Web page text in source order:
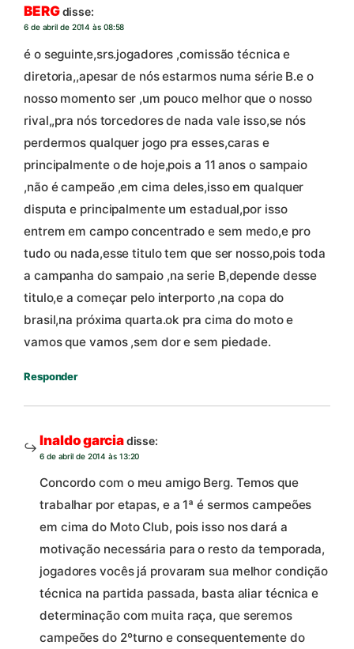
BERGdisse:
6 de abril de 2014 às 08:58
é o seguinte,srs.jogadores ,comissão técnica e
diretoria,,apesar de nós estarmos numa série B.e o
nosso momento ser ,um pouco melhor que o nosso
rival,,pra nós torcedores de nada vale isso,se nós
perdermos qualquer jogo pra esses,caras e
principalmente o de hoje,pois a 11 anos o sampaio
,não é campeão ,em cima deles,isso em qualquer
disputa e principalmente um estadual,por isso
entrem em campo concentrado e sem medo,e pro
tudo ou nada,esse titulo tem que ser nosso,pois toda
a campanha do sampaio ,na serie B,depende desse
titulo,e a começar pelo interporto ,na copa do
brasil,na próxima quarta.ok pra cima do moto e
vamos que vamos ,sem dor e sem piedade.
Responder
Inaldo garciadisse:
6 de abril de 2014 às 13:20
Concordo com o meu amigo Berg. Temos que
trabalhar por etapas, e a 1ª é sermos campeões
em cima do Moto Club, pois isso nos dará a
motivação necessária para o resto da temporada,
jogadores vocês já provaram sua melhor condição
técnica na partida passada, basta aliar técnica e
determinação com muita raça, que seremos
campeões do 2ºturno e consequentemente do